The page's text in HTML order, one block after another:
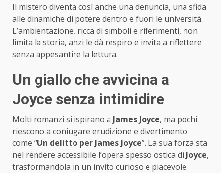
Il mistero diventa così anche una denuncia, una sfida
alle dinamiche di potere dentro e fuori le università.
L’ambientazione, ricca di simboli e riferimenti, non
limita la storia, anzi le dà respiro e invita a riflettere
senza appesantire la lettura.
Un giallo che avvicina a
Joyce senza intimidire
Molti romanzi si ispirano a James Joyce, ma pochi
riescono a coniugare erudizione e divertimento
come “Un delitto per James Joyce”. La sua forza sta
nel rendere accessibile l’opera spesso ostica di Joyce,
trasformandola in un invito curioso e piacevole.